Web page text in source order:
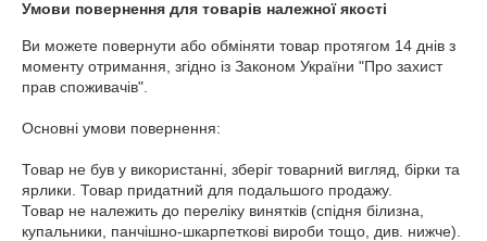
Умови повернення для товарів належної якості
Ви можете повернути або обміняти товар протягом 14 днів з
моменту отримання, згідно із Законом України "Про захист
прав споживачів".
Основні умови повернення:
Товар не був у використанні, зберіг товарний вигляд, бірки та
ярлики. Товар придатний для подальшого продажу.
Товар не належить до переліку винятків (спідня білизна,
купальники, панчішно-шкарпеткові вироби тощо, див. нижче).